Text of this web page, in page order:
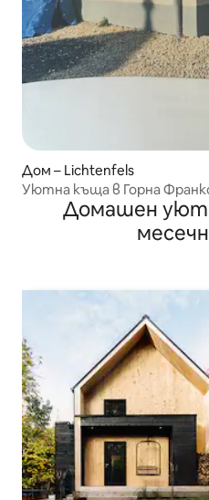
Дом – Lichtenfels
Уютна къща в Горна
Домашен уют